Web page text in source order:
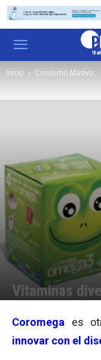
Inicio Consumo Masivo
Vitaminas
Coromega es
innovar con el